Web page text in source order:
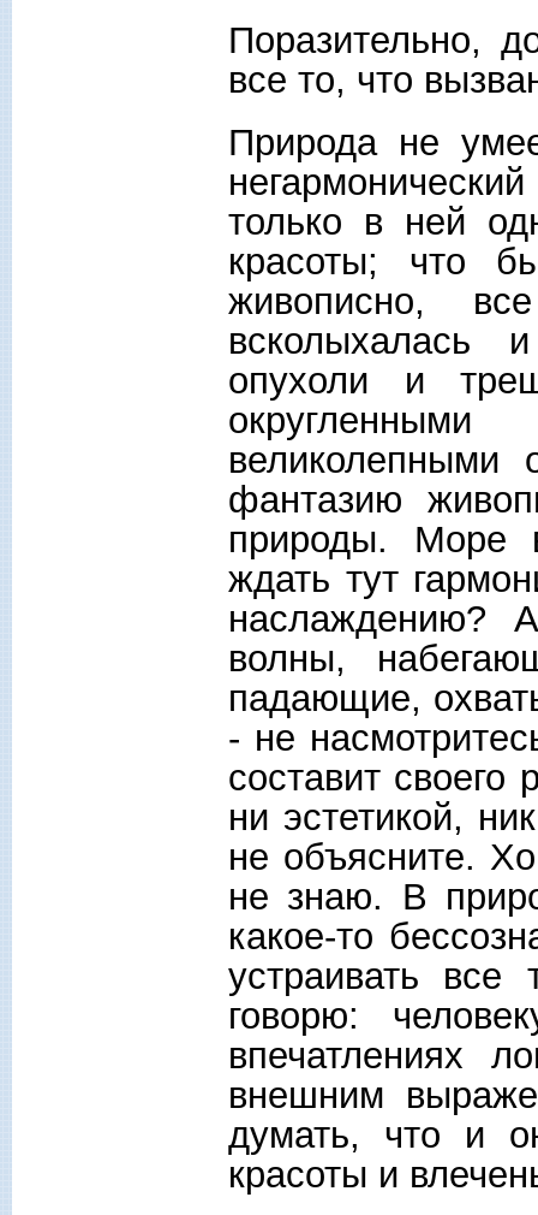
Поразительно,
все то, что
Природа не
только в ней
красоты; что
живописно,
всколыхалась
опухоли и
великолепными
фантазию
природы. Море
ждать тут
наслаждению?
волны,
падающие,
- не
составит своего
ни эстетикой,
не объясните.
не знаю. В
какое-то
устраивать все
говорю:
впечатлениях
внешним
думать, что и
красоты и